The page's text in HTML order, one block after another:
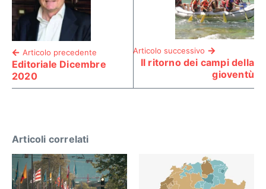
Articolo precedente
Editoriale Dicembre
2020
Articolo successivo
Il ritorno dei campi della
gioventù
Articoli correlati